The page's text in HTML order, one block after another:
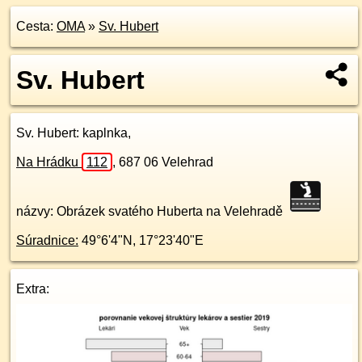
Cesta: OMA» Sv. Hubert
Sv. Hubert
Sv. Hubert: kaplnka,
Na Hrádku 112 , 687 06 Velehrad
názvy: Obrázek svatého Huberta na Velehradě
Súradnice: 49°6'4"N , 17°23'40"E
Extra: